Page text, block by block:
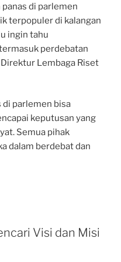
di parlemen
terpopuler di kalangan
ingin tahu
perdebatan
Lembaga Riset
di parlemen bisa
keputusan yang
Semua pihak
dalam berdebat dan
Visi dan Misi